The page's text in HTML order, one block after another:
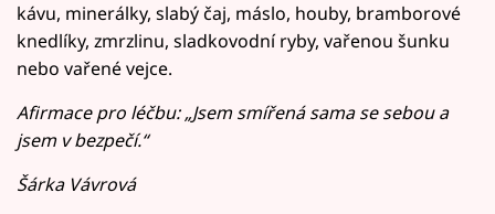
kávu, minerálky, slabý čaj, máslo, houby, bramborové
knedlíky, zmrzlinu, sladkovodní ryby, vařenou šunku
nebo vařené vejce.
Afirmace pro léčbu: „Jsem smířená sama se sebou a
jsem v bezpečí.“
Šárka Vávrová